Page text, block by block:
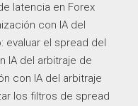
latencia en Forex
con IA del
evaluar el spread del
IA del arbitraje de
con IA del arbitraje
los filtros de spread